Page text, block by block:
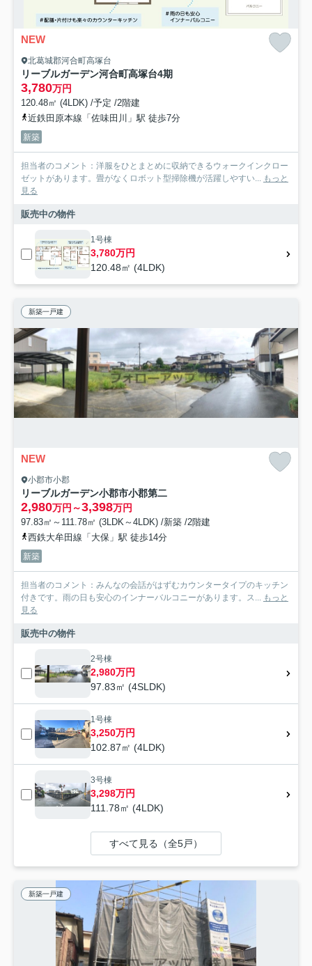
NEW
北葛城郡河合町高塚台
リーブルガーデン河合町高塚台4期
3,780万円
120.48㎡ (4LDK) /予定 /2階建
近鉄田原本線「佐味田川」駅 徒歩7分
新築
担当者のコメント：洋服をひとまとめに収納できるウォークインクロー
ゼットがあります。畳がなくロボット型掃除機が活躍しやすい... もっと
見る
販売中の物件
1号棟
3,780万円
120.48㎡ (4LDK)
新築一戸建
NEW
小郡市小郡
リーブルガーデン小郡市小郡第二
2,980万円～3,398万円
97.83㎡～111.78㎡ (3LDK～4LDK) /新築 /2階建
西鉄大牟田線「大保」駅 徒歩14分
新築
担当者のコメント：みんなの会話がはずむカウンタータイプのキッチン
付きです。雨の日も安心のインナーバルコニーがあります。ス... もっと
見る
販売中の物件
2号棟
2,980万円
97.83㎡ (4SLDK)
1号棟
3,250万円
102.87㎡ (4LDK)
3号棟
3,298万円
111.78㎡ (4LDK)
すべて見る（全5戸）
新築一戸建